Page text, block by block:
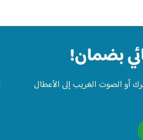
بضمان!
أو الصوت الغريب إلى الأعطال